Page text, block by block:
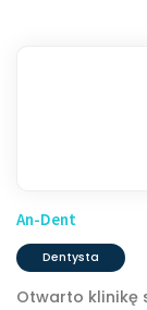
An-Dent
Dentysta
Otwarto klinikę